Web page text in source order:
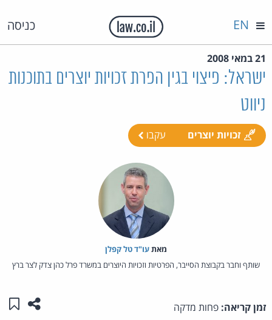
כניסה EN
21 במאי 2008
ישראל: פיצוי בגין הפרת זכויות יוצרים בתוכנות
ניווט
זכויות יוצרים עקבו
מאת‏עו"ד טל קפלן
שותף וחבר בקבוצת הסייבר, הפרטיות וזכויות היוצרים במשרד פרל כהן צדק לצר ברץ
זמן קריאה: פחות מדקה שתפו